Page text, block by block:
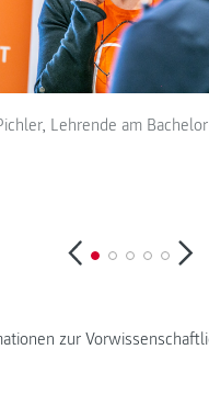
Lehrende am
zur